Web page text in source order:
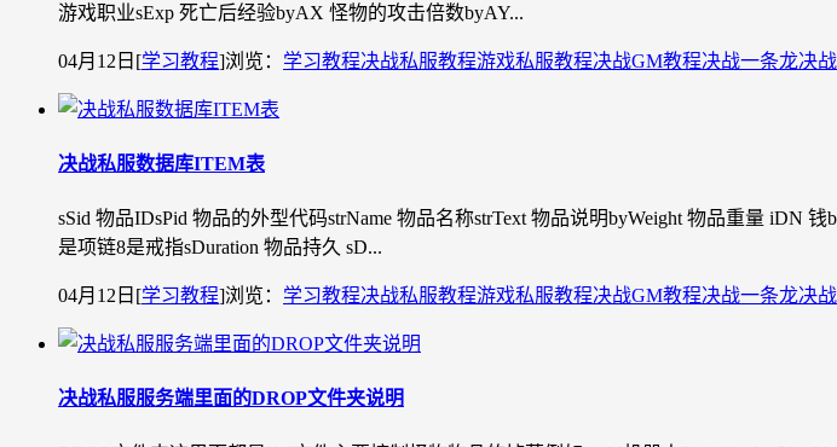
游戏职业sExp 死亡后经验byAX 怪物的攻击倍数byAY...
04月12日 [学习教程]浏览： 学习教程决战私服教程游戏私服教程决战GM教程决战一条龙决
决战私服数据库ITEM表
sSid 物品IDsPid 物品的外型代码strName 物品名称strText 物品说明byWeight 物品重量 iDN
是项链8是戒指sDuration 物品持久 sD...
04月12日 [学习教程]浏览： 学习教程决战私服教程游戏私服教程决战GM教程决战一条龙决
决战私服服务端里面的DROP文件夹说明